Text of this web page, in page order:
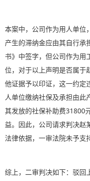
本案中，公司作为用人单位
产生的滞纳金应由其自行承
书》中签字，但公司作为用
位，对于以上声明是否属于
他证据予以印证，这一约定
人单位缴纳社保及承担由此
其发放的社保补助费31800
益。因此，公司请求判决赵
法律依据，一审法院未予支
综上，二审判决如下：驳回